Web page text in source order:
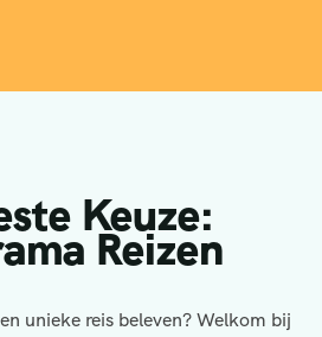
Keuze:
Reizen
unieke reis beleven? Welkom bij